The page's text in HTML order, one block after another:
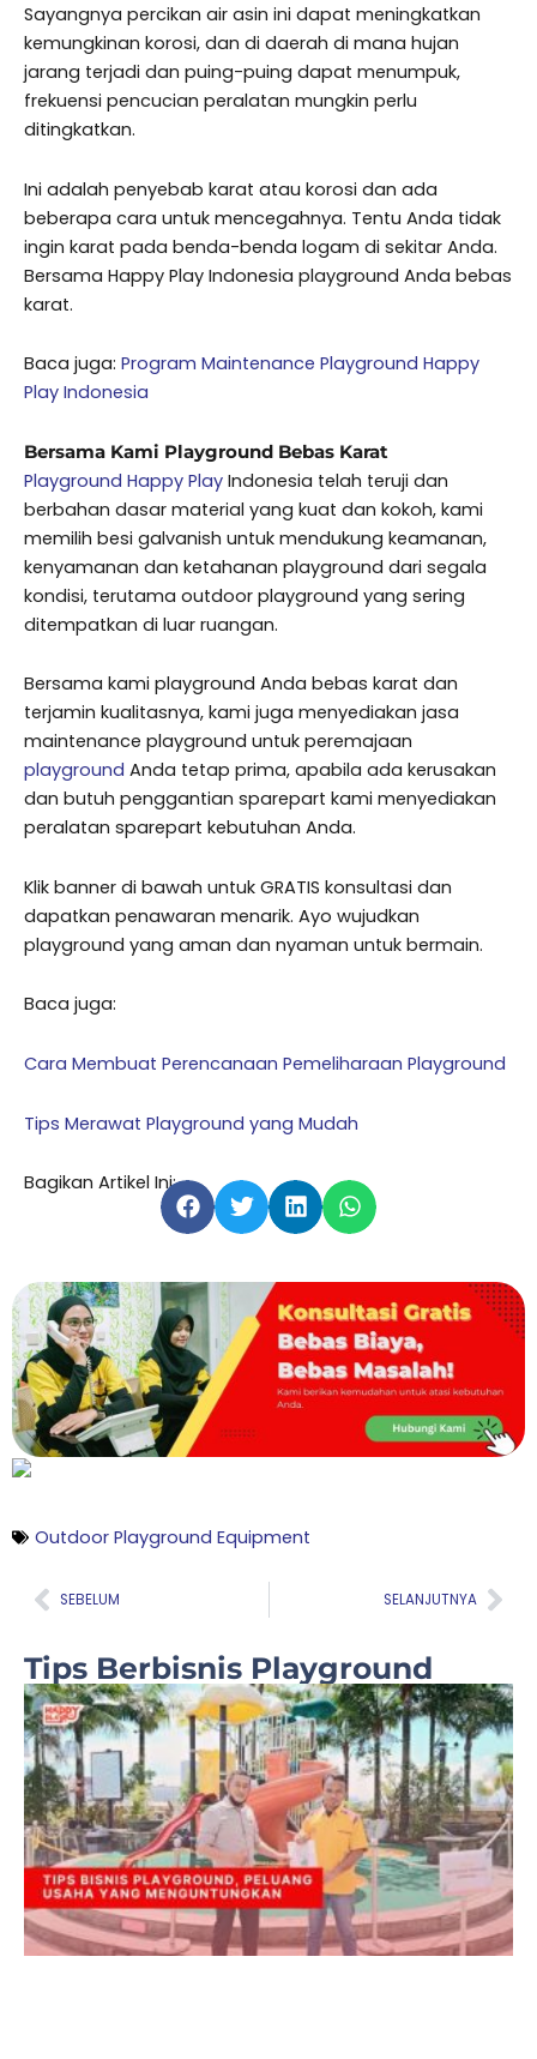
Sayangnya percikan air asin ini dapat meningkatkan
kemungkinan korosi, dan di daerah di mana hujan
jarang terjadi dan puing-puing dapat menumpuk,
frekuensi pencucian peralatan mungkin perlu
ditingkatkan.
Ini adalah penyebab karat atau korosi dan ada
beberapa cara untuk mencegahnya. Tentu Anda tidak
ingin karat pada benda-benda logam di sekitar Anda.
Bersama Happy Play Indonesia playground Anda bebas
karat.
Baca juga: Program Maintenance Playground Happy
Play Indonesia
Bersama Kami Playground Bebas Karat
Playground Happy Play Indonesia telah teruji dan
berbahan dasar material yang kuat dan kokoh, kami
memilih besi galvanish untuk mendukung keamanan,
kenyamanan dan ketahanan playground dari segala
kondisi, terutama outdoor playground yang sering
ditempatkan di luar ruangan.
Bersama kami playground Anda bebas karat dan
terjamin kualitasnya, kami juga menyediakan jasa
maintenance playground untuk peremajaan
playground Anda tetap prima, apabila ada kerusakan
dan butuh penggantian sparepart kami menyediakan
peralatan sparepart kebutuhan Anda.
Klik banner di bawah untuk GRATIS konsultasi dan
dapatkan penawaran menarik. Ayo wujudkan
playground yang aman dan nyaman untuk bermain.
Baca juga:
Cara Membuat Perencanaan Pemeliharaan Playground
Tips Merawat Playground yang Mudah
Bagikan Artikel Ini:
Outdoor Playground Equipment
Prev
SEBELUM SELANJUTNYA
Tips Berbisnis Playground